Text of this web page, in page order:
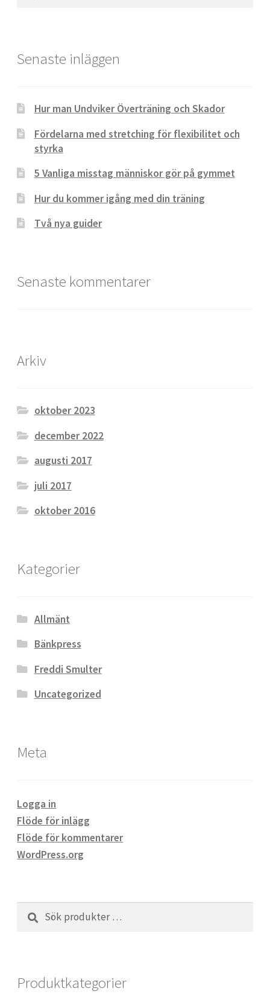
Senaste inläggen
Hur man Undviker Överträning och Skador
Fördelarna med stretching för flexibilitet och
styrka
5 Vanliga misstag människor gör på gymmet
Hur du kommer igång med din träning
Två nya guider
Senaste kommentarer
Arkiv
oktober 2023
december 2022
augusti 2017
juli 2017
oktober 2016
Kategorier
Allmänt
Bänkpress
Freddi Smulter
Uncategorized
Meta
Logga in
Flöde för inlägg
Flöde för kommentarer
WordPress.org
Sök
efter:
Sök
Produktkategorier